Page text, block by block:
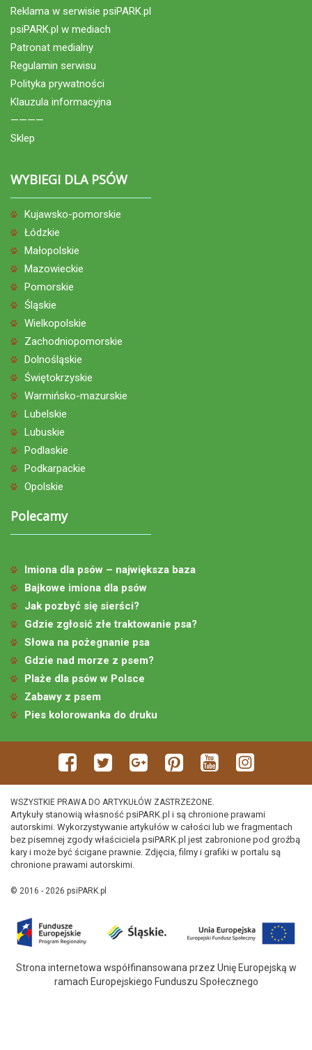
Reklama w serwisie psiPARK.pl
psiPARK.pl w mediach
Patronat medialny
Regulamin serwisu
Polityka prywatności
Klauzula informacyjna
————
Sklep
WYBIEGI DLA PSÓW
Kujawsko-pomorskie
Łódzkie
Małopolskie
Mazowieckie
Pomorskie
Śląskie
Wielkopolskie
Zachodniopomorskie
Dolnośląskie
Świętokrzyskie
Warmińsko-mazurskie
Lubelskie
Lubuskie
Podlaskie
Podkarpackie
Opolskie
Polecamy
Imiona dla psów – największa baza
Bajkowe imiona dla psów
Jak pozbyć się sierści?
Gdzie zgłosić złe traktowanie psa?
Słowa na pożegnanie psa
Gdzie nad morze z psem?
Plaże dla psów w Polsce
Zabawy z psem
Pies kolorowanka do druku
WSZYSTKIE PRAWA DO ARTYKUŁÓW ZASTRZEŻONE.
Artykuły stanowią własność psiPARK.pl i są chronione prawami
autorskimi. Wykorzystywanie artykułów w całości lub we fragmentach
bez pisemnej zgody właściciela psiPARK.pl jest zabronione pod groźbą
kary i może być ścigane prawnie. Zdjęcia, filmy i grafiki w portalu są
chronione prawami autorskimi.
© 2016 - 2026 psiPARK.pl
Strona internetowa współfinansowana przez Unię Europejską w
ramach Europejskiego Funduszu Społecznego